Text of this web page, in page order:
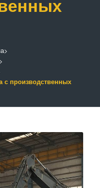
>
>
с производственных